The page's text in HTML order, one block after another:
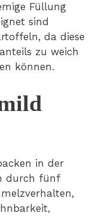
Füllung
sind
da diese
zu weich
können.
in der
durch fünf